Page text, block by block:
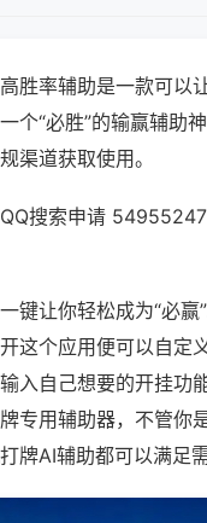
胜率辅助是一款可以
个“必胜”的输赢辅助
渠道获取使用。
搜索申请
键让你轻松成为“必赢
这个应用便可以自定
入自己想要的开挂功
专用辅助器，不管你
牌AI辅助都可以满足需